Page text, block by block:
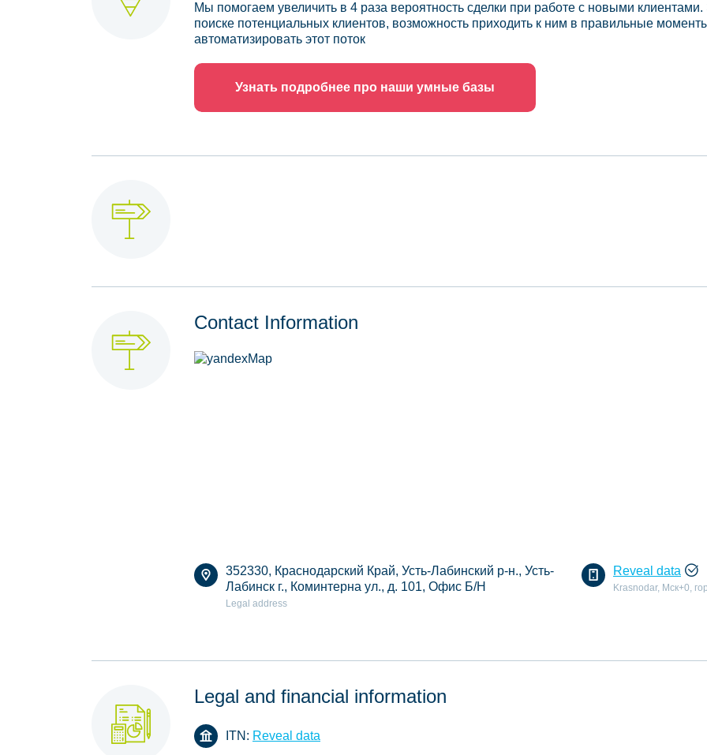
Мы помогаем увеличить в 4 раза вероятность сделки при работе с новыми
поиске потенциальных клиентов, возможность приходить к ним в правильные
автоматизировать этот поток
Узнать подробнее про наши умные базы
Contact Information
352330, Краснодарский Край, Усть-Лабинский р-н., Усть-
Лабинск г., Коминтерна ул., д. 101, Офис Б/Н
Legal address
Reveal data
Krasnodar, Мск+0,
Legal and financial information
ITN: Reveal data